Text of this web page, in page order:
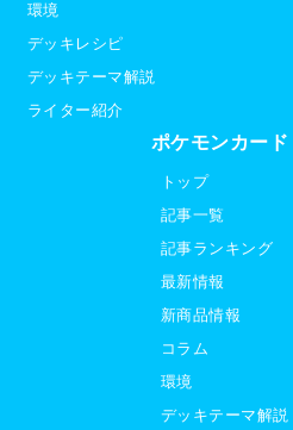
環境
デッキレシピ
デッキテーマ解説
ライター紹介
ポケモンカード
トップ
記事一覧
記事ランキング
最新情報
新商品情報
コラム
環境
デッキテーマ解説